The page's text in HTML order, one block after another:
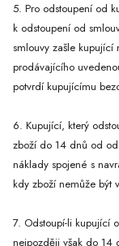
5. Pro odstoupení od
k odstoupení od
smlouvy zašle
prodávajícího
potvrdí kupujícímu
6. Kupující, který
zboží do 14 dnů od
náklady spojené s
kdy zboží nemůže být
7. Odstoupí-li kupující
nejpozději však do 14